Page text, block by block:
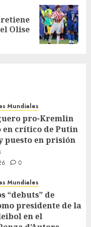
Olise
Mundiales
pro-Kremlin
en crítico de Putin
puesto en prisión
0
Mundiales
“debuts” de
presidente de la
en el